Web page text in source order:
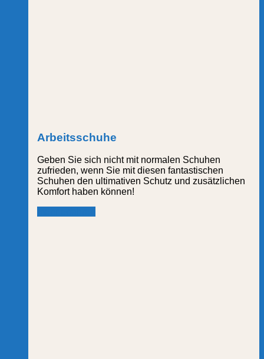
Arbeitsschuhe
Geben Sie sich nicht mit normalen Schuhen
zufrieden, wenn Sie mit diesen fantastischen
Schuhen den ultimativen Schutz und zusätzlichen
Komfort haben können!